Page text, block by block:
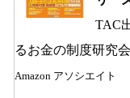
TAC
るお金の制度研究
Amazon アソシエイト